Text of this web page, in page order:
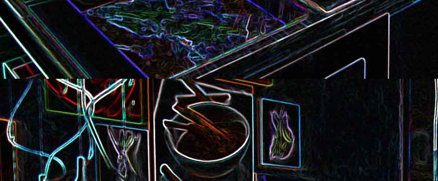
Croque-monsieur à la viande
des grisons, au Comté et aux
noix
Croque-madame aux
épinards et au gingembre Smoothie à l'orange et à la
mangue
Curry de pois
Pizza à la choucroute, aux Crème de poivron aux noix Cake au saucisson